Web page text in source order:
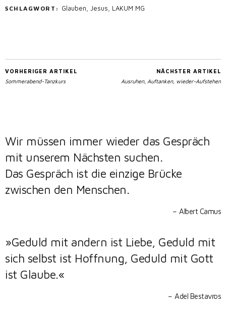
SCHLAGWORT: Glauben Jesus LAKUM MG
VORHERIGER ARTIKEL
Sommerabend-Tanzkurs
NÄCHSTER ARTIKEL
Ausruhen, Auftanken, wieder-Aufstehen
Wir müssen immer wieder das Gespräch
mit unserem Nächsten suchen.
Das Gespräch ist die einzige Brücke
zwischen den Menschen.
Albert Camus
»Geduld mit andern ist Liebe, Geduld mit
sich selbst ist Hoffnung, Geduld mit Gott
ist Glaube.«
Adel Bestavros